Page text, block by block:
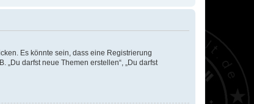
Es könnte sein, dass eine Registrierung
darfst neue Themen erstellen“, „Du darfst